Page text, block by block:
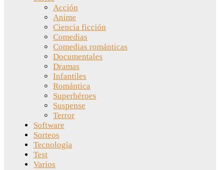
Acción
Anime
Ciencia ficción
Comedias
Comedias románticas
Documentales
Dramas
Infantiles
Romántica
Superhéroes
Suspense
Terror
Software
Sorteos
Tecnología
Test
Varios